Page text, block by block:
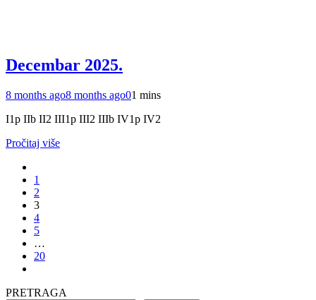
Decembar 2025.
8 months ago8 months ago01 mins
I1p IIb II2 III1p III2 IIIb IV1p IV2
Pročitaj više
1
2
3
4
5
…
20
PRETRAGA